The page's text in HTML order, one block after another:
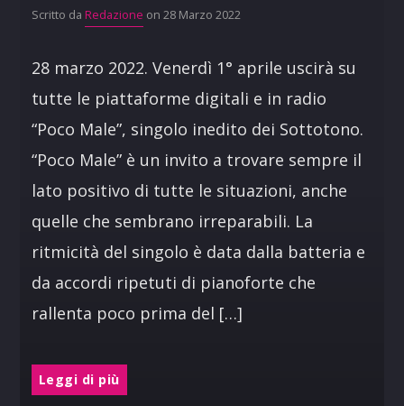
Scritto da Redazione on 28 Marzo 2022
28 marzo 2022. Venerdì 1° aprile uscirà su
tutte le piattaforme digitali e in radio
“Poco Male”, singolo inedito dei Sottotono.
“Poco Male” è un invito a trovare sempre il
lato positivo di tutte le situazioni, anche
quelle che sembrano irreparabili. La
ritmicità del singolo è data dalla batteria e
da accordi ripetuti di pianoforte che
rallenta poco prima del […]
Leggi di più